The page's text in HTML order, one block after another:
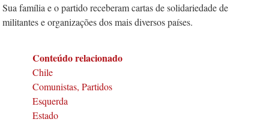
Sua família e o partido receberam cartas de solidariedade de
militantes e organizações dos mais diversos países.
Conteúdo relacionado
Chile
Comunistas, Partidos
Esquerda
Estado